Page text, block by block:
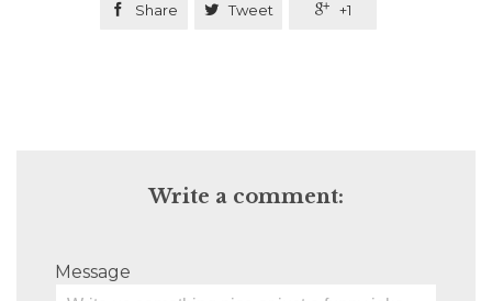
 Share  Tweet  +1
Write a comment:
Message